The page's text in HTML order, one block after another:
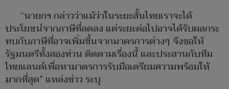
“นายกฯ กล่าวว่าแม้ว่าในระยะสั้นไทยเราจะได้
ประโยชน์จากภาษีที่ลดลง แต่ระยะต่อไปอาจได้รับผลกระ
ทบกับภาษีที่อาจเพิ่มขึ้นจากมาตรการต่างๆ จึงขอให้
รัฐมนตรีทั้งสองท่าน ติดตามเรื่องนี้ และประสานกับทีม
ไทยแลนด์เพื่อหามาตรการรับมือเตรียมความพร้อมให้
มากที่สุด” แหล่งข่าว ระบุ